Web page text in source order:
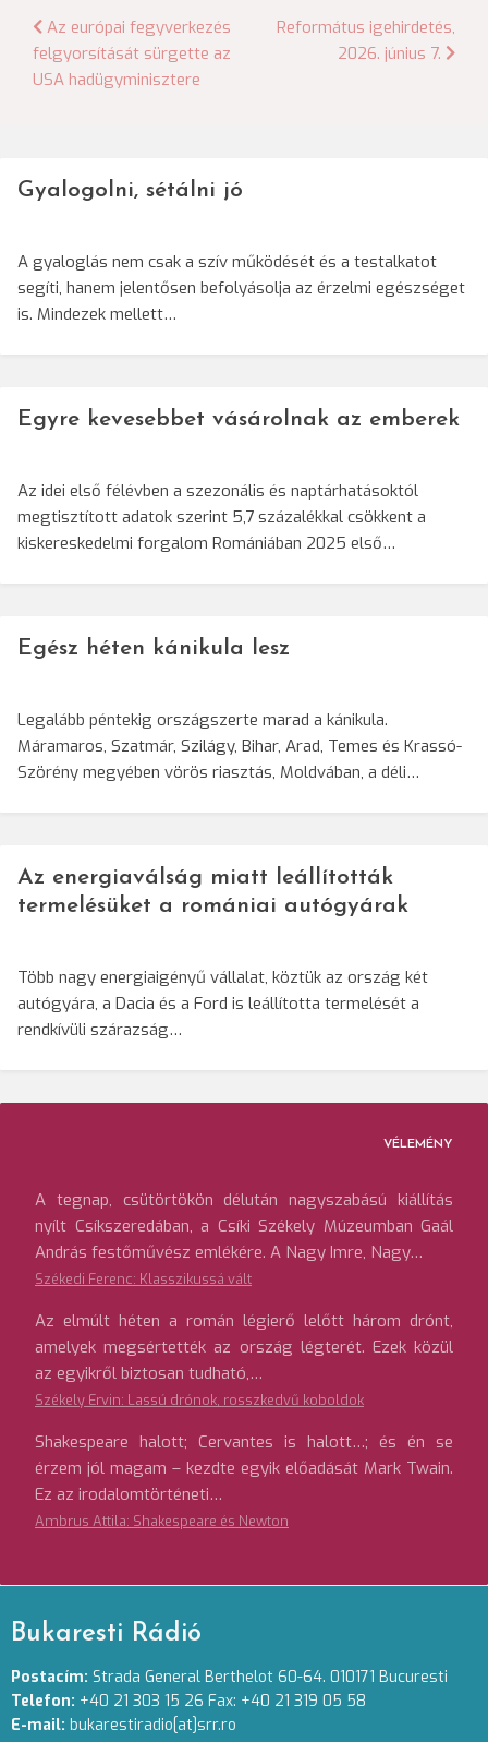
Bejegyzés
navigáció
Az európai fegyverkezés
felgyorsítását sürgette az
USA hadügyminisztere
Református igehirdetés,
2026. június 7.
Gyalogolni, sétálni jó
A gyaloglás nem csak a szív működését és a testalkatot
segíti, hanem jelentősen befolyásolja az érzelmi egészséget
is. Mindezek mellett…
Egyre kevesebbet vásárolnak az emberek
Az idei első félévben a szezonális és naptárhatásoktól
megtisztított adatok szerint 5,7 százalékkal csökkent a
kiskereskedelmi forgalom Romániában 2025 első…
Egész héten kánikula lesz
Legalább péntekig országszerte marad a kánikula.
Máramaros, Szatmár, Szilágy, Bihar, Arad, Temes és Krassó-
Szörény megyében vörös riasztás, Moldvában, a déli…
Az energiaválság miatt leállították
termelésüket a romániai autógyárak
Több nagy energiaigényű vállalat, köztük az ország két
autógyára, a Dacia és a Ford is leállította termelését a
rendkívüli szárazság…
VÉLEMÉNY
A tegnap, csütörtökön délután nagyszabású kiállítás
nyílt Csíkszeredában, a Csíki Székely Múzeumban Gaál
András festőművész emlékére. A Nagy Imre, Nagy…
Székedi Ferenc: Klasszikussá vált
Az elmúlt héten a román légierő lelőtt három drónt,
amelyek megsértették az ország légterét. Ezek közül
az egyikről biztosan tudható,…
Székely Ervin: Lassú drónok, rosszkedvű koboldok
Shakespeare halott; Cervantes is halott…; és én se
érzem jól magam – kezdte egyik előadását Mark Twain.
Ez az irodalomtörténeti…
Ambrus Attila: Shakespeare és Newton
Bukaresti Rádió
Postacím: Strada General Berthelot 60-64. 010171 Bucuresti
Telefon: +40 21 303 15 26 Fax: +40 21 319 05 58
E-mail: bukarestiradio[at]srr.ro